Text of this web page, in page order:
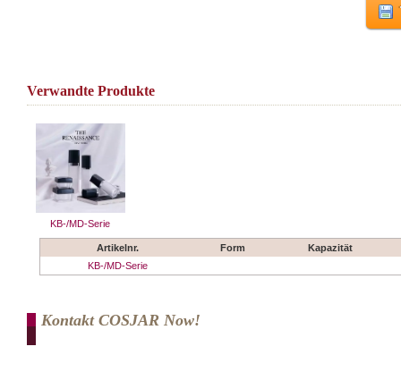
Verwandte Produkte
KB-/MD-Serie
Artikelnr. Form
Kapazität
KB-/MD-Serie
Kontakt COSJAR Now!